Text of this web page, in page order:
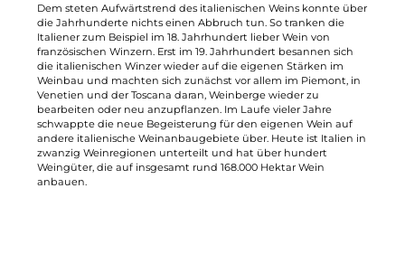
Dem steten Aufwärtstrend des italienischen Weins konnte über
die Jahrhunderte nichts einen Abbruch tun. So tranken die
Italiener zum Beispiel im 18. Jahrhundert lieber Wein von
französischen Winzern. Erst im 19. Jahrhundert besannen sich
die italienischen Winzer wieder auf die eigenen Stärken im
Weinbau und machten sich zunächst vor allem im Piemont, in
Venetien und der Toscana daran, Weinberge wieder zu
bearbeiten oder neu anzupflanzen. Im Laufe vieler Jahre
schwappte die neue Begeisterung für den eigenen Wein auf
andere italienische Weinanbaugebiete über. Heute ist Italien in
zwanzig Weinregionen unterteilt und hat über hundert
Weingüter, die auf insgesamt rund 168.000 Hektar Wein
anbauen.